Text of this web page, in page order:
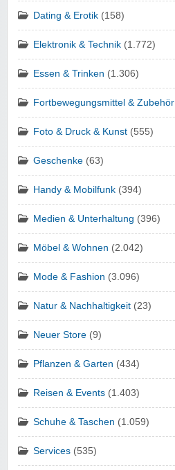
Dating & Erotik (158)
Elektronik & Technik (1.772)
Essen & Trinken (1.306)
Fortbewegungsmittel & Zubehör
Foto & Druck & Kunst (555)
Geschenke (63)
Handy & Mobilfunk (394)
Medien & Unterhaltung (396)
Möbel & Wohnen (2.042)
Mode & Fashion (3.096)
Natur & Nachhaltigkeit (23)
Neuer Store (9)
Pflanzen & Garten (434)
Reisen & Events (1.403)
Schuhe & Taschen (1.059)
Services (535)